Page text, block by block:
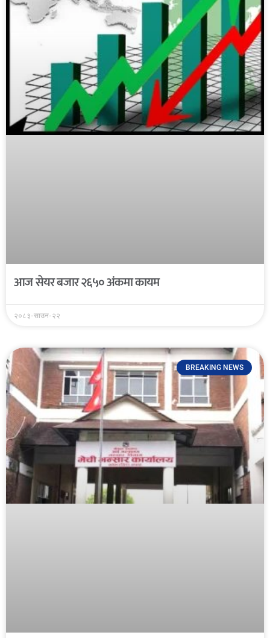
आज सेयर बजार २६५० अंकमा कायम
२०८३-साउन-२२
BREAKING NEWS